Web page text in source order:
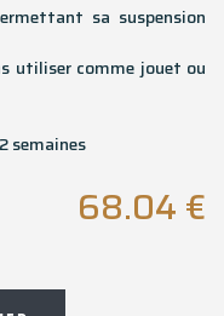
sa suspension
utiliser comme jouet ou
semaines
68.04 €